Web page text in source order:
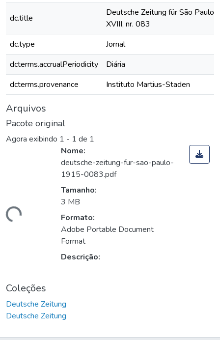
dc.title
Deutsche Zeitung für São Paulo,
XVIII, nr. 083
dc.type
Jornal
dcterms.accrualPeriodicity
Diária
dcterms.provenance
Instituto Martius-Staden
Arquivos
Pacote original
Agora exibindo 1 - 1 de 1
Nome:
deutsche-zeitung-fur-sao-paulo-
1915-0083.pdf
Tamanho:
3 MB
Formato:
Adobe Portable Document
Format
Descrição:
Coleções
Deutsche Zeitung
Deutsche Zeitung